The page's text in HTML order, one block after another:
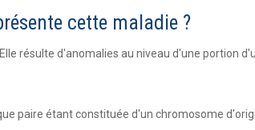
cette maladie ?
résulte d'anomalies au niveau d'une portion
paire étant constituée d'un chromosome